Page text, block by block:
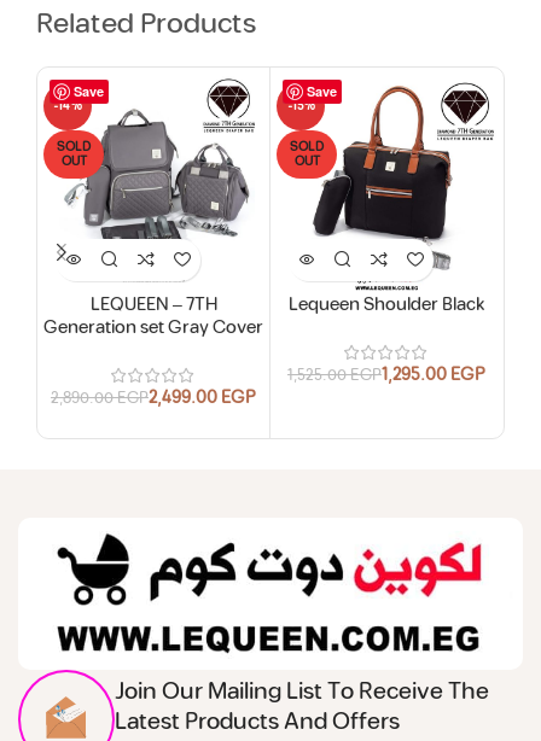
Related Products
Save
-14%
SOLD
OUT
LEQUEEN – 7TH
Generation set Gray Cover
2,890.00EGP2,499.00EGP
Save
-15%
SOLD
OUT
Lequeen Shoulder Black
1,525.00EGP1,295.00EGP
Join Our Mailing List To Receive The
Latest Products And Offers